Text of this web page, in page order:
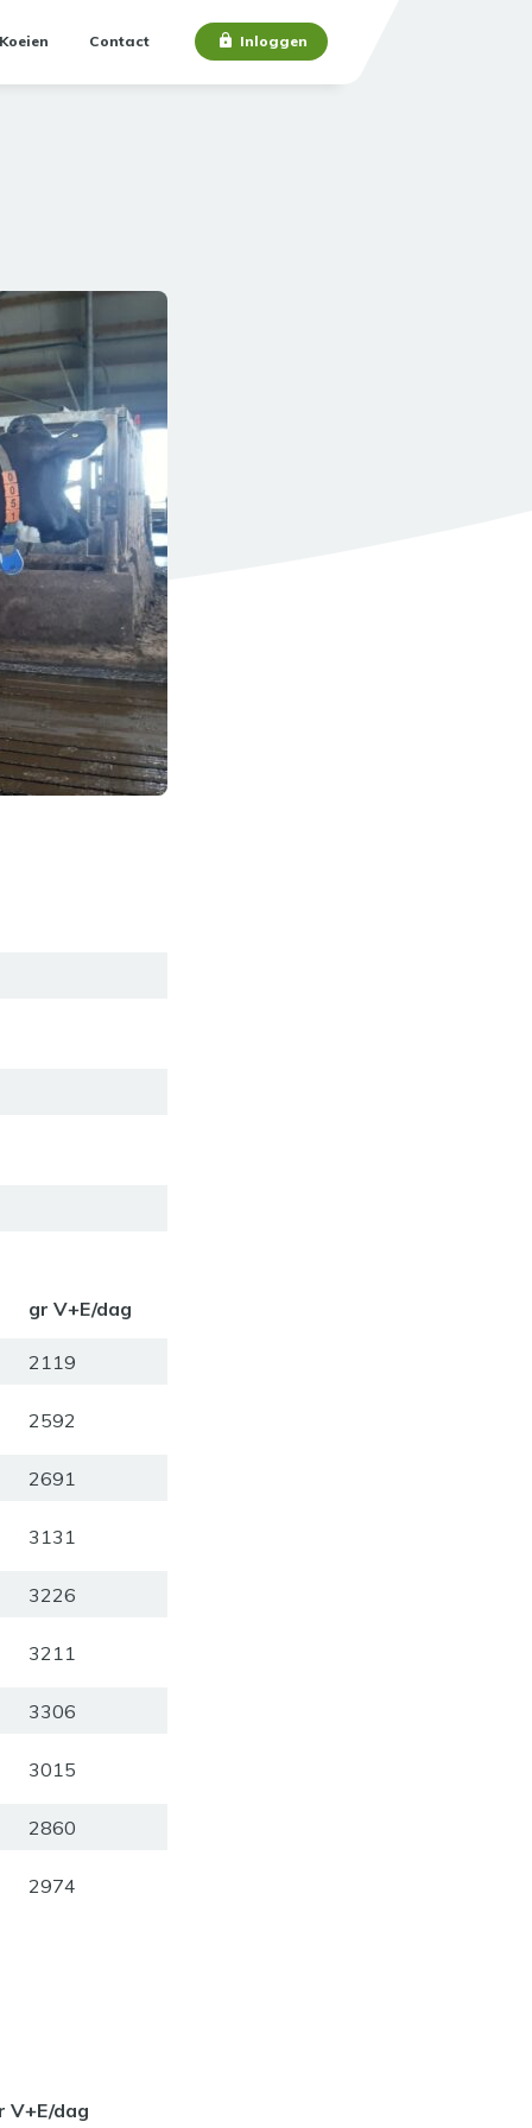
Koeien Contact Inloggen
gr V+E/dag
2119
2592
2691
3131
3226
3211
3306
3015
2860
2974
V+E/dag